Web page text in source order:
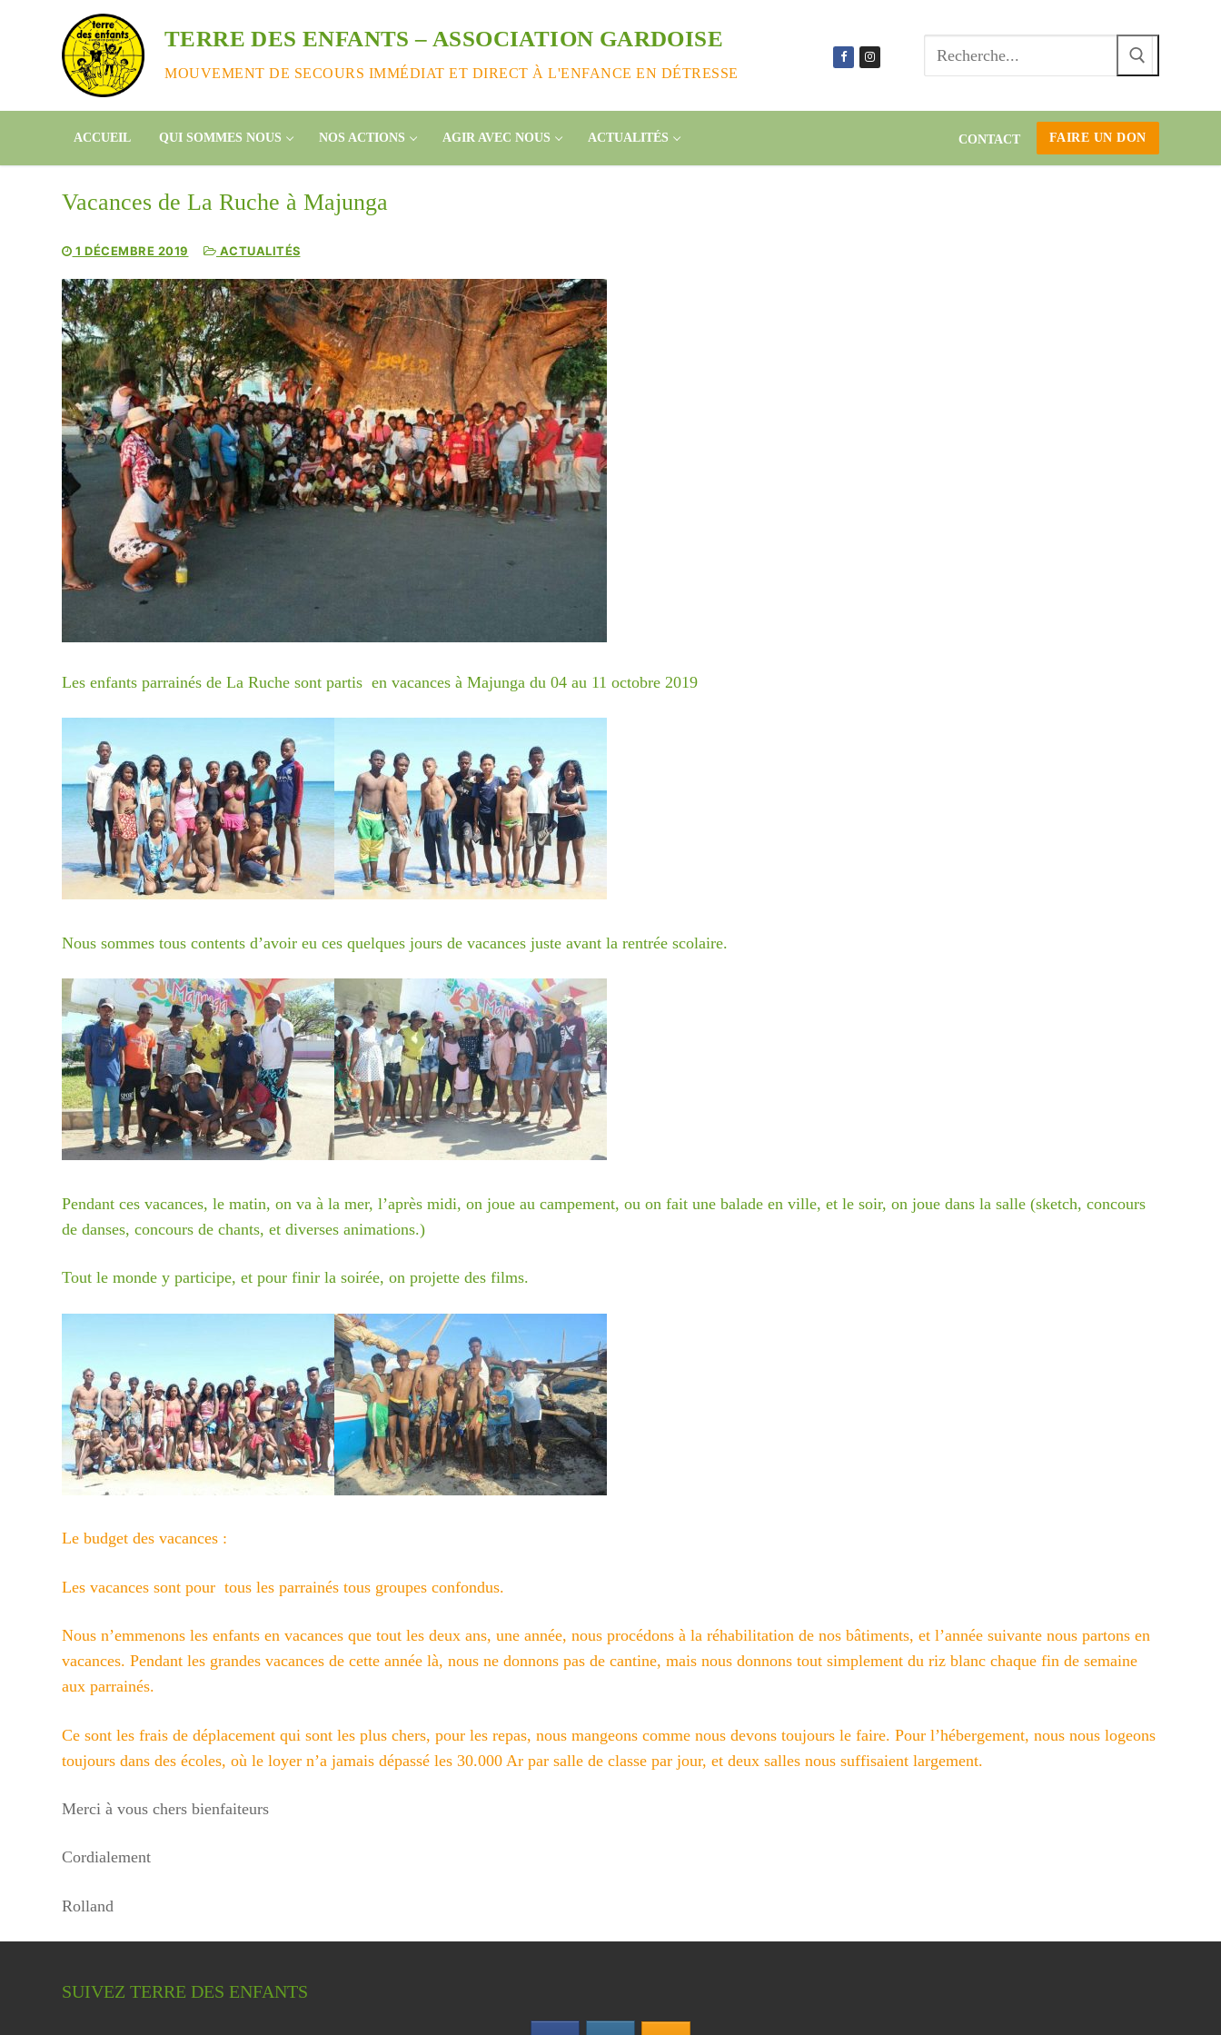
contenu
TERRE DES ENFANTS – ASSOCIATION GARDOISE
MOUVEMENT DE SECOURS IMMÉDIAT ET DIRECT À L'ENFANCE EN DÉTRESSE
ACCUEIL QUI SOMMES NOUS NOS ACTIONS AGIR AVEC NOUS ACTUALITÉS CONTACT FAIRE UN DON
Vacances de La Ruche à Majunga
1 DÉCEMBRE 2019 ACTUALITÉS
Les enfants parrainés de La Ruche sont partis en vacances à Majunga du 04 au 11 octobre 2019
Nous sommes tous contents d’avoir eu ces quelques jours de vacances juste avant la rentrée scolaire.
Pendant ces vacances, le matin, on va à la mer, l’après midi, on joue au campement, ou on fait une balade en ville, et le soir, on joue dans la salle (sketch, concours
de danses, concours de chants, et diverses animations.)
Tout le monde y participe, et pour finir la soirée, on projette des films.
Le budget des vacances :
Les vacances sont pour tous les parrainés tous groupes confondus.
Nous n’emmenons les enfants en vacances que tout les deux ans, une année, nous procédons à la réhabilitation de nos bâtiments, et l’année suivante nous partons en
vacances. Pendant les grandes vacances de cette année là, nous ne donnons pas de cantine, mais nous donnons tout simplement du riz blanc chaque fin de semaine
aux parrainés.
Ce sont les frais de déplacement qui sont les plus chers, pour les repas, nous mangeons comme nous devons toujours le faire. Pour l’hébergement, nous nous logeons
toujours dans des écoles, où le loyer n’a jamais dépassé les 30.000 Ar par salle de classe par jour, et deux salles nous suffisaient largement.
Merci à vous chers bienfaiteurs
Cordialement
Rolland
SUIVEZ TERRE DES ENFANTS
cyclone, Terre des enfants lance une campagne de dons:
Vous pouvez aussi envoyer un chèque à l’ordre de Terre des Enfants, chez
Mme Poulet, 165 rue Jean Monnet, 30310 VERGEZE
ou nous réclamer un rib si vous souhaitez faire un virement ( à
contact@terredesenfants.fr)
Lecteur